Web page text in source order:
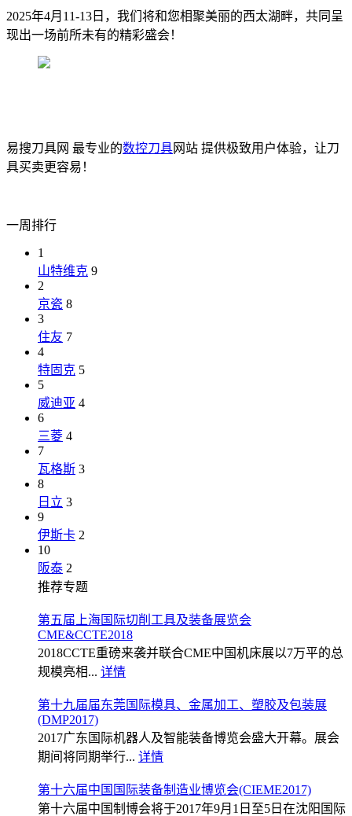
2025年4月11-13日，我们将和您相聚美丽的西太湖畔，共同呈
现出一场前所未有的精彩盛会！
易搜刀具网 最专业的数控刀具网站 提供极致用户体验，让刀
具买卖更容易！
一周排行
1
山特维克 9
2
京瓷 8
3
住友 7
4
特固克 5
5
威迪亚 4
6
三菱 4
7
瓦格斯 3
8
日立 3
9
伊斯卡 2
10
阪泰 2
推荐专题
第五届上海国际切削工具及装备展览会
CME&CCTE2018
2018CCTE重磅来袭并联合CME中国机床展以7万平的总
规模亮相... 详情
第十九届届东莞国际模具、金属加工、塑胶及包装展
(DMP2017)
2017广东国际机器人及智能装备博览会盛大开幕。展会
期间将同期举行... 详情
第十六届中国国际装备制造业博览会(CIEME2017)
第十六届中国制博会将于2017年9月1日至5日在沈阳国际